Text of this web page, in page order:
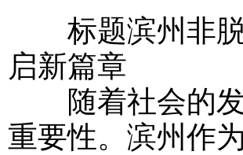
标题滨州非脱
启新篇章
随着社会的发
重要性。滨州作